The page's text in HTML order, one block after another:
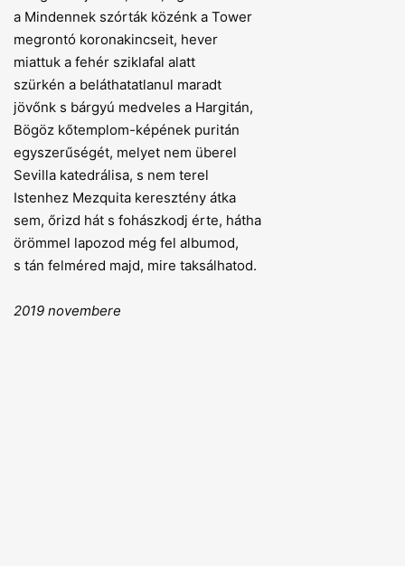
a Mindennek szórták közénk a Tower
megrontó koronakincseit, hever
miattuk a fehér sziklafal alatt
szürkén a beláthatatlanul maradt
jövőnk s bárgyú medveles a Hargitán,
Bögöz kőtemplom-képének puritán
egyszerűségét, melyet nem überel
Sevilla katedrálisa, s nem terel
Istenhez Mezquita keresztény átka
sem, őrizd hát s fohászkodj érte, hátha
örömmel lapozod még fel albumod,
s tán felméred majd, mire taksálhatod.
2019 novembere